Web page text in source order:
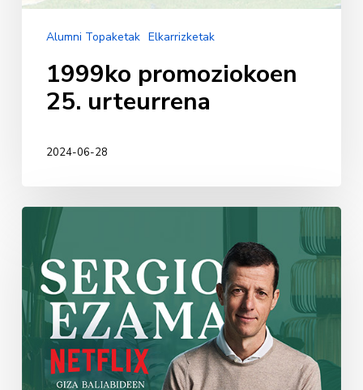
Alumni Topaketak Elkarrizketak
1999ko promoziokoen
25. urteurrena
2024-06-28
Sergio
Ezama
Meabe